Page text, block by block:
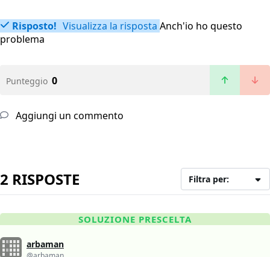
Risposto! Visualizza la risposta Anch'io ho questo
problema
Punteggio 0
Aggiungi un commento
2 RISPOSTE Filtra per:
SOLUZIONE PRESCELTA
arbaman